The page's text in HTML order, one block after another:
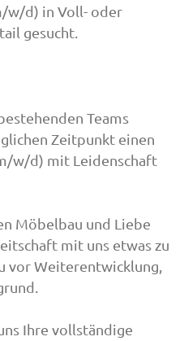
w/d) in Voll- oder
gesucht.
Teams
Zeitpunkt einen
w/d) mit Leidenschaft
Möbelbau und Liebe
mit uns etwas zu
vor Weiterentwicklung,
Ihre vollständige